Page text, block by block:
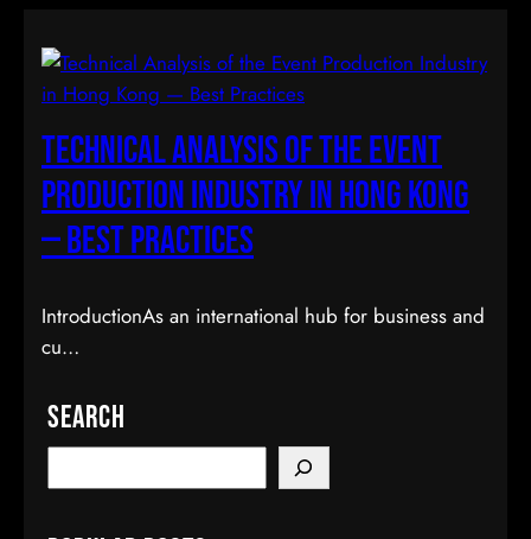
Technical Analysis of the Event
Production Industry in Hong Kong
— Best Practices
IntroductionAs an international hub for business and
cu…
Search
e